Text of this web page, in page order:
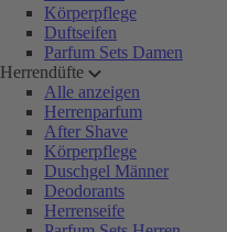
Körperpflege
Duftseifen
Parfum Sets Damen
Herrendüfte
Alle anzeigen
Herrenparfum
After Shave
Körperpflege
Duschgel Männer
Deodorants
Herrenseife